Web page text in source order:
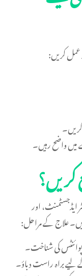
عمل کریں:
واضح رہیں۔
کریں؟
ایڈجسٹمنٹ، اور
علاج کے مراحل:
کی شناخت۔
لیے براہ راست دباؤ۔